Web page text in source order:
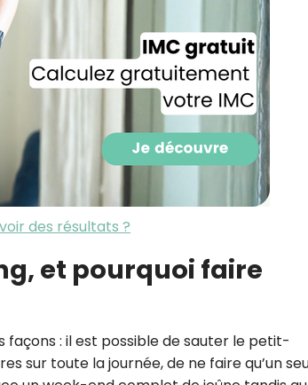
des résultats ?
et pourquoi faire
: il est possible de sauter le petit-
sur toute la journée, de ne faire qu’un
Je consens à ce que la société
Prisma Players analyse le taux
des courriels pour mesurer et
performances des campagnes.
pourrons savoir si vous ouvrez les
l'heure à laquelle vous le faites ainsi
des informations sur le terminal que
utilisez. Pour en savoir plus sur ces
voir notrepolitique de confidentialité
Je reçois mon cadeau !
Votre adresse email sera utilisée par Digital Prisma
envoyer votre newsletter contenant des offres
exercer vos droits, prenez connaissance de notre
Confidentialité.